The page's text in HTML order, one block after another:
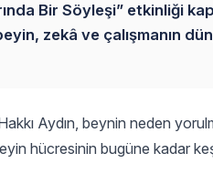
Bir Söyleşi” etkinliği
zekâ ve çalışmanın
Aydın, beynin neden
hücresinin bugüne kadar